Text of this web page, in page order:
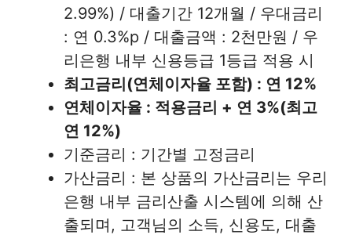
2.99%) / 대출기간 12개월 / 우대금리
: 연 0.3%p / 대출금액 : 2천만원 / 우
리은행 내부 신용등급 1등급 적용 시
최고금리(연체이자율 포함) : 연 12%
연체이자율 : 적용금리 + 연 3%(최고
연 12%)
기준금리 : 기간별 고정금리
가산금리 : 본 상품의 가산금리는 우리
은행 내부 금리산출 시스템에 의해 산
출되며, 고객님의 소득, 신용도, 대출